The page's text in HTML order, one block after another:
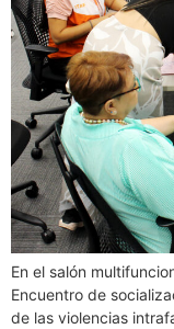
En el salón
Encuentro de
de las violencias